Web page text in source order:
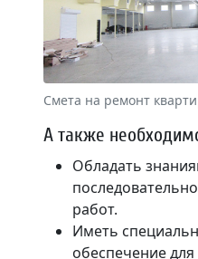
Смета на ремонт
А также
Обладать
работ.
Иметь
обеспечение